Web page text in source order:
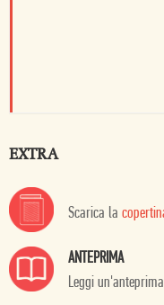
EXTRA
Scarica la
ANTEPRIMA
Leggi